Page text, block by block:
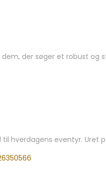
dem, der søger et
til hverdagens eventyr.